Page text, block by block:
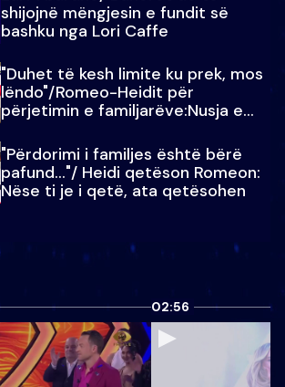
shijojnë mëngjesin e fundit së
bashku nga Lori Caffe
"Duhet të kesh limite ku prek, mos
lëndo"/Romeo-Heidit për
përjetimin e familjarëve:Nusja e
"Përdorimi i familjes është bërë
pafund…"/ Heidi qetëson Romeon:
Nëse ti je i qetë, ata qetësohen
02:56